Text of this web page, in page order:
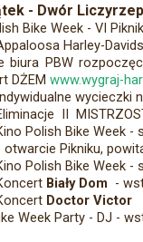
- Dwór
Bike Week - VI
Harley-
biura PBW
DŻEM www.wygraj-
wycieczki
II
Polish Bike Week -
Pikniku,
Polish Bike Week -
Biały Dom -
Doctor Victor
Week Party - DJ -